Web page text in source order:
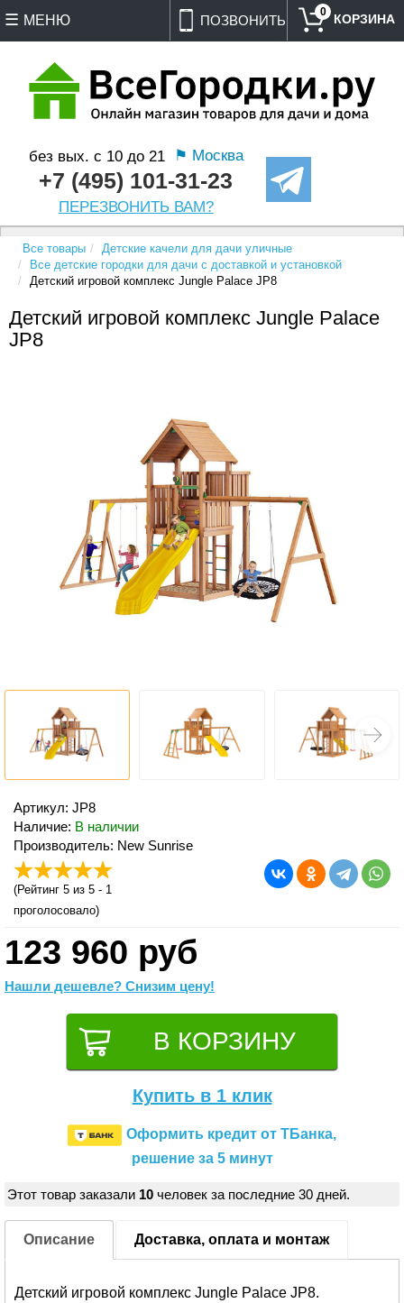
ПОЗВОНИТЬ
без вых. с 10 до 21 ⚑ Москва
+7 (495) 101-31-23
ПЕРЕЗВОНИТЬ ВАМ?
0
МЕНЮ
Все товары
Детские качели для дачи уличные
Все детские городки для дачи с доставкой и установкой
Детский игровой комплекс Jungle Palace JP8
Детский игровой комплекс Jungle Palace
JP8
Артикул: JP8
Наличие: В наличии
Производитель: New Sunrise
(Рейтинг 5 из 5 - 1
проголосовало)
123 960 руб
Нашли дешевле? Снизим цену!
Купить в 1 клик
Оформить кредит от ТБанка,
решение за 5 минут
Этот товар заказали 10 человек за последние 30 дней.
Описание Доставка, оплата и монтаж
Детский игровой комплекс Jungle Palace JP8.